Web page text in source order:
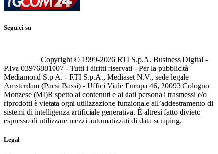
Seguici su
Copyright © 1999-2026 RTI S.p.A. Business Digital -
P.Iva 03976881007 - Tutti i diritti riservati - Per la pubblicità
Mediamond S.p.A. - RTI S.p.A., Mediaset N.V., sede legale
Amsterdam (Paesi Bassi) - Uffici Viale Europa 46, 20093 Cologno
Monzese (MI)Rispetto ai contenuti e ai dati personali trasmessi e/o
riprodotti è vietata ogni utilizzazione funzionale all’addestramento di
sistemi di intelligenza artificiale generativa. È altresì fatto divieto
espresso di utilizzare mezzi automatizzati di data scraping.
Legal